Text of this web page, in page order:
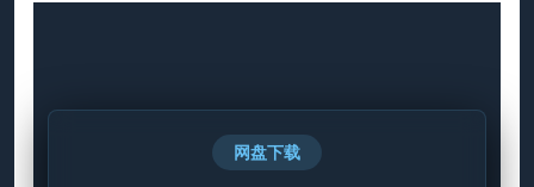
网盘下载